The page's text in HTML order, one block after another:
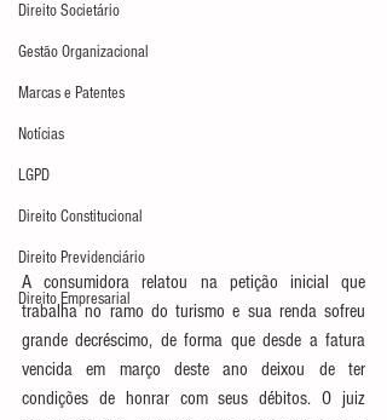
Direito Societário
Gestão Organizacional
Marcas e Patentes
Notícias
LGPD
Direito Constitucional
Direito Previdenciário
Direito Empresarial
A consumidora relatou na petição inicial que
trabalha no ramo do turismo e sua renda sofreu
grande decréscimo, de forma que desde a fatura
vencida em março deste ano deixou de ter
condições de honrar com seus débitos. O juiz